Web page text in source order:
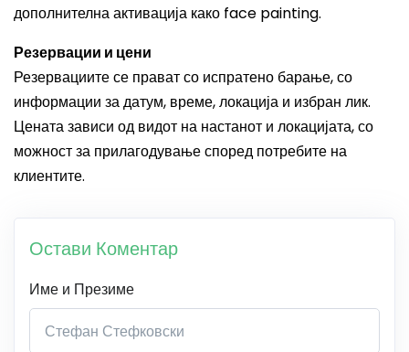
дополнителна активација како face painting.
Резервации и цени
Резервациите се прават со испратено барање, со
информации за датум, време, локација и избран лик.
Цената зависи од видот на настанот и локацијата, со
можност за прилагодување според потребите на
клиентите.
Остави Коментар
Име и Презиме